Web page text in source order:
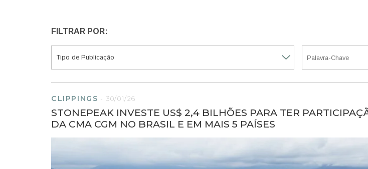
FILTRAR POR:
CLIPPINGS -30/01/26
STONEPEAK INVESTE US$ 2,4 BILHÕES PARA TER
DA CMA CGM NO BRASIL E EM MAIS 5 PAÍSES